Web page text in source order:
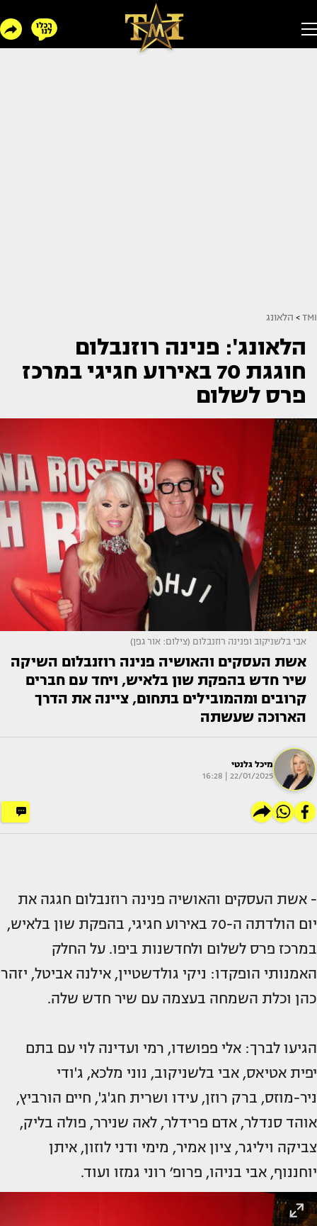
TMI
> הלאונג
הלאונג': פנינה רוזנבלום
חוגגת 70 באירוע חגיגי במרכז
פרס לשלום
אבי בלשניקוב ופנינה רוזנבלום (צילום: אור גפן)
אשת העסקים והאושיה פנינה רוזנבלום השיקה
שיר חדש בהפקת שון בלאיש, ויחד עם חברים
קרובים ומהמובילים בתחום, ציינה את הדרך
הארוכה שעשתה
מיכל גלנטי
22/01/2025 | 16:28
- אשת העסקים והאושיה פנינה רוזנבלום חגגה את
יום הולדתה ה-70 באירוע חגיגי, בהפקת שון בלאיש,
במרכז פרס לשלום ולחדשנות ביפו. על החלק
האמנותי הופקדו: ניקי גולדשטיין, אילנה אביטל, יזהר
כהן וכלת השמחה בעצמה עם שיר חדש שלה.
הגיעו לברך: אלי פפושדו, רמי ועדינה לוי עם בתם
יפית אטיאס, אבי בלשניקוב, נוני מלכא, ג'ודי
ניר-מוזס, ברק רוזן, עידו ושרית חג'ג', חיים הורביץ,
אוהד סנדלר, אדם פרידלר, לאה שנירר, פולה בליק,
צביקה ויליגר, ציון אמיר, מימי ודני לוזון, איתן
יוחננוף, אבי בניהו, פרופ׳ רוני גמזו ועוד.